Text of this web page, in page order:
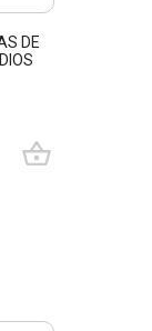
DE